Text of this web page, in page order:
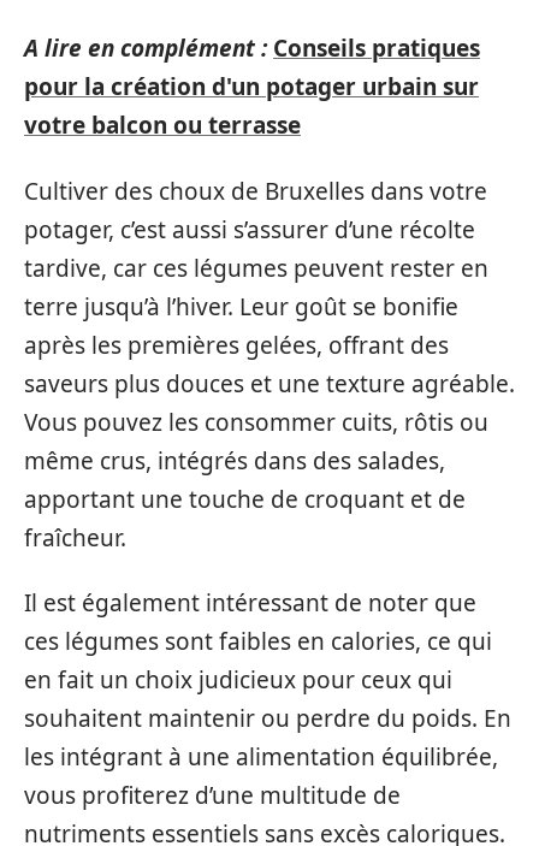
A lire en complément : Conseils pratiques
pour la création d'un potager urbain sur
votre balcon ou terrasse
Cultiver des choux de Bruxelles dans votre
potager, c’est aussi s’assurer d’une récolte
tardive, car ces légumes peuvent rester en
terre jusqu’à l’hiver. Leur goût se bonifie
après les premières gelées, offrant des
saveurs plus douces et une texture agréable.
Vous pouvez les consommer cuits, rôtis ou
même crus, intégrés dans des salades,
apportant une touche de croquant et de
fraîcheur.
Il est également intéressant de noter que
ces légumes sont faibles en calories, ce qui
en fait un choix judicieux pour ceux qui
souhaitent maintenir ou perdre du poids. En
les intégrant à une alimentation équilibrée,
vous profiterez d’une multitude de
nutriments essentiels sans excès caloriques.